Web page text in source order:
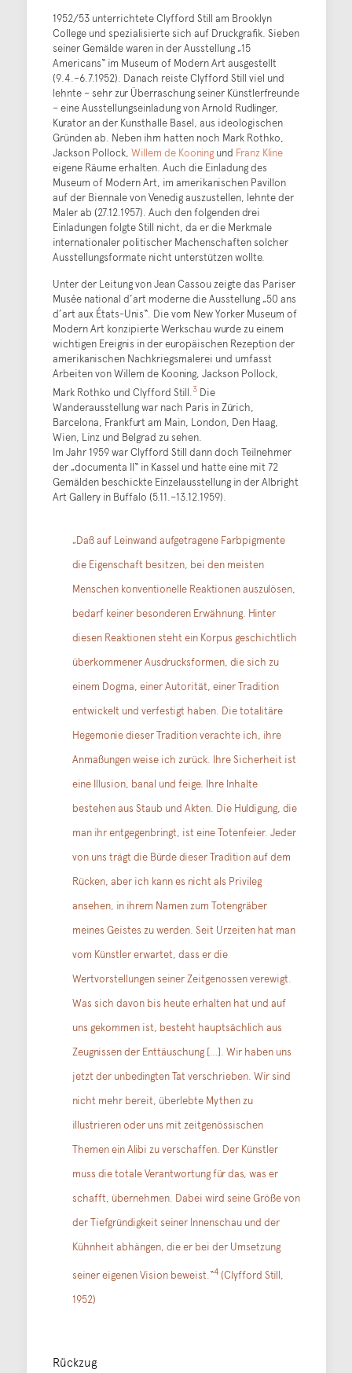
1952/53 unterrichtete Clyfford Still am Brooklyn
College und spezialisierte sich auf Druckgrafik. Sieben
seiner Gemälde waren in der Ausstellung „15
Americans“ im Museum of Modern Art ausgestellt
(9.4.–6.7.1952). Danach reiste Clyfford Still viel und
lehnte – sehr zur Überraschung seiner Künstlerfreunde
– eine Ausstellungseinladung von Arnold Rudlinger,
Kurator an der Kunsthalle Basel, aus ideologischen
Gründen ab. Neben ihm hatten noch Mark Rothko,
Jackson Pollock, Willem de Kooningund Franz Kline
eigene Räume erhalten. Auch die Einladung des
Museum of Modern Art, im amerikanischen Pavillon
auf der Biennale von Venedig auszustellen, lehnte der
Maler ab (27.12.1957). Auch den folgenden drei
Einladungen folgte Still nicht, da er die Merkmale
internationaler politischer Machenschaften solcher
Ausstellungsformate nicht unterstützen wollte.
Unter der Leitung von Jean Cassou zeigte das Pariser
Musée national d’art moderne die Ausstellung „50 ans
d’art aux États-Unis“. Die vom New Yorker Museum of
Modern Art konzipierte Werkschau wurde zu einem
wichtigen Ereignis in der europäischen Rezeption der
amerikanischen Nachkriegsmalerei und umfasst
Arbeiten von Willem de Kooning, Jackson Pollock,
Mark Rothko und Clyfford Still.3Die
Wanderausstellung war nach Paris in Zürich,
Barcelona, Frankfurt am Main, London, Den Haag,
Wien, Linz und Belgrad zu sehen.
Im Jahr 1959 war Clyfford Still dann doch Teilnehmer
der „documenta II“ in Kassel und hatte eine mit 72
Gemälden beschickte Einzelausstellung in der Albright
Art Gallery in Buffalo (5.11.–13.12.1959).
„Daß auf Leinwand aufgetragene Farbpigmente
die Eigenschaft besitzen, bei den meisten
Menschen konventionelle Reaktionen auszulösen,
bedarf keiner besonderen Erwähnung. Hinter
diesen Reaktionen steht ein Korpus geschichtlich
überkommener Ausdrucksformen, die sich zu
einem Dogma, einer Autorität, einer Tradition
entwickelt und verfestigt haben. Die totalitäre
Hegemonie dieser Tradition verachte ich, ihre
Anmaßungen weise ich zurück. Ihre Sicherheit ist
eine Illusion, banal und feige. Ihre Inhalte
bestehen aus Staub und Akten. Die Huldigung, die
man ihr entgegenbringt, ist eine Totenfeier. Jeder
von uns trägt die Bürde dieser Tradition auf dem
Rücken, aber ich kann es nicht als Privileg
ansehen, in ihrem Namen zum Totengräber
meines Geistes zu werden. Seit Urzeiten hat man
vom Künstler erwartet, dass er die
Wertvorstellungen seiner Zeitgenossen verewigt.
Was sich davon bis heute erhalten hat und auf
uns gekommen ist, besteht hauptsächlich aus
Zeugnissen der Enttäuschung […]. Wir haben uns
jetzt der unbedingten Tat verschrieben. Wir sind
nicht mehr bereit, überlebte Mythen zu
illustrieren oder uns mit zeitgenössischen
Themen ein Alibi zu verschaffen. Der Künstler
muss die totale Verantwortung für das, was er
schafft, übernehmen. Dabei wird seine Größe von
der Tiefgründigkeit seiner Innenschau und der
Kühnheit abhängen, die er bei der Umsetzung
seiner eigenen Vision beweist.“4(Clyfford Still,
1952)
Rückzug